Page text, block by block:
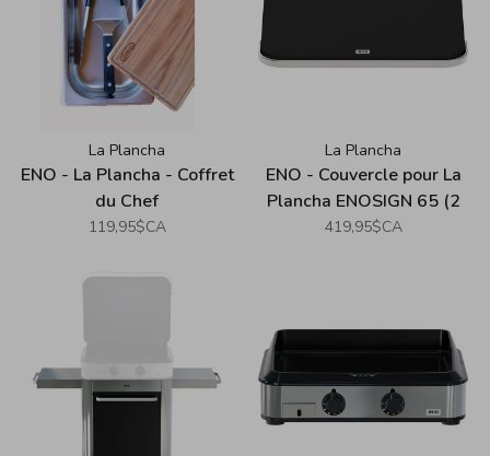
La Plancha
ENO - La Plancha - Coffret
du Chef
119,95$CA
La Plancha
ENO - Couvercle pour La
Plancha ENOSIGN 65 (2
Brûleurs) - Acier
419,95$CA